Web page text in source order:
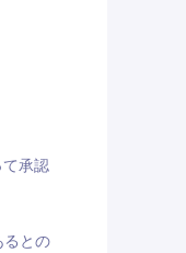
承認
るとの